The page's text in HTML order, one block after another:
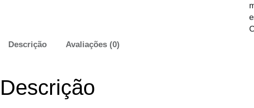
Descrição
Avaliações (0)
Descrição